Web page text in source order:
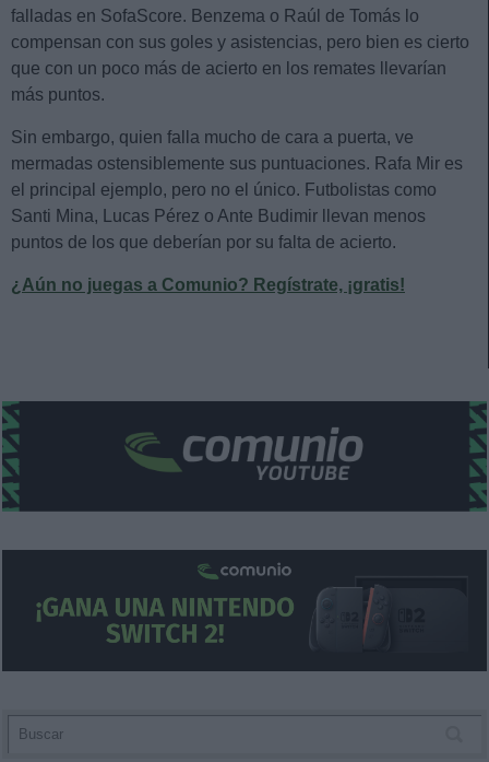
falladas en SofaScore. Benzema o Raúl de Tomás lo
compensan con sus goles y asistencias, pero bien es cierto
que con un poco más de acierto en los remates llevarían
más puntos.
Sin embargo, quien falla mucho de cara a puerta, ve
mermadas ostensiblemente sus puntuaciones. Rafa Mir es
el principal ejemplo, pero no el único. Futbolistas como
Santi Mina, Lucas Pérez o Ante Budimir llevan menos
puntos de los que deberían por su falta de acierto.
¿Aún no juegas a Comunio? Regístrate, ¡gratis!